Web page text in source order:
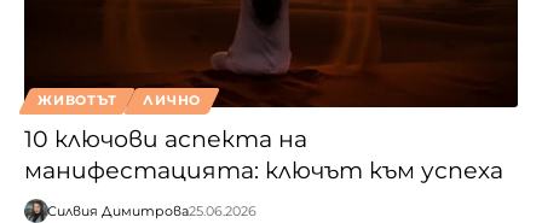
ЖИВОТЪТ ЛИЧНО
10 ключови аспекта на
манифестацията: ключът към успеха
Силвия Димитрова25.06.2026